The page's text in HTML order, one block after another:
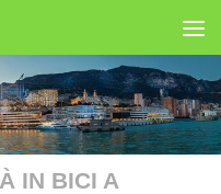
IN BICI A